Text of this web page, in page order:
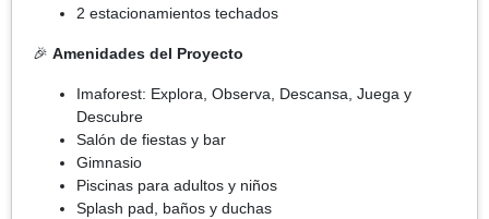
2 estacionamientos techados
🎉 Amenidades del Proyecto
Imaforest: Explora, Observa, Descansa, Juega y
Descubre
Salón de fiestas y bar
Gimnasio
Piscinas para adultos y niños
Splash pad, baños y duchas